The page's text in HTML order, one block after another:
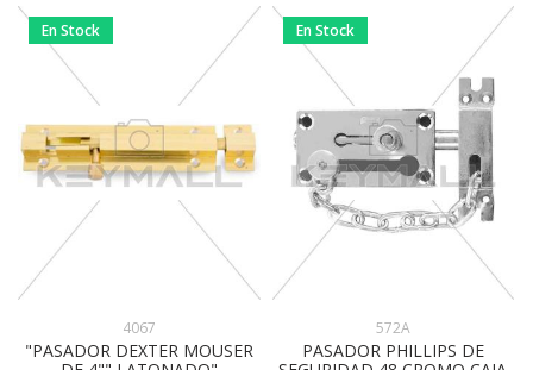
En Stock
4067
"PASADOR DEXTER MOUSER
En Stock
572A
PASADOR PHILLIPS DE